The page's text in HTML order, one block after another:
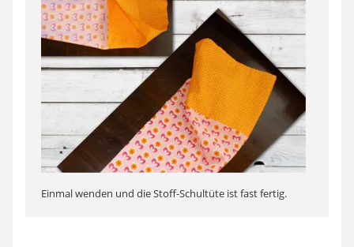
Einmal wenden und die Stoff-Schultüte ist fast fertig.